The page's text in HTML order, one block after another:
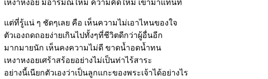
เหงาหงอย มีอารมณ์ใหม่ ความคิดใหม่ เข้ามาแทนที่
แต่ที่รู้แน่ ๆ ชัดๆเลย คือ เห็นความไม่เอาไหนของใจ
ตัวเองถดถอยง่ายเกินไปทั้งๆที่ชีวิตดีกว่าผู้อื่นอีก
มากมายนัก เห็นคงความไม่ดี ขาดน้ำอดน้ำทน
เหงาหงอยเศร้าสร้อยอย่างไม่เป็นท่าไร้สาระ
อย่างนี้เนียกตัวเองว่าเป็นลูกแกะของพระเจ้าได้อย่างไร